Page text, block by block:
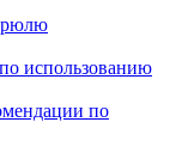
использованию
по